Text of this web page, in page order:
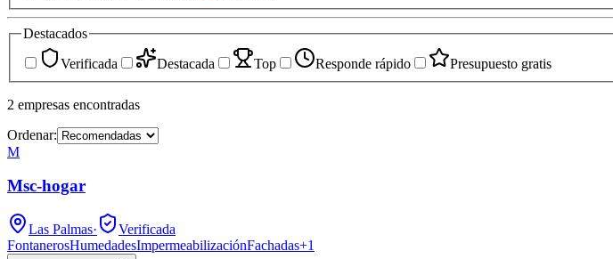
Destacados
Verificada
Destacada Top Responde rápido Presupuesto gratis
2 empresas encontradas
Ordenar:
M
Msc-hogar
Las Palmas·
Verificada
FontanerosHumedadesImpermeabilizaciónFachadas+1